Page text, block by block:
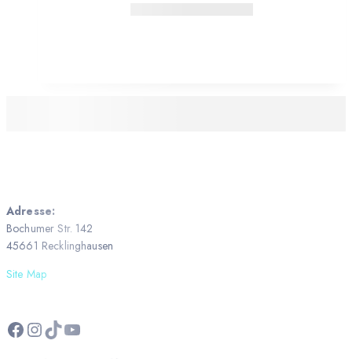
Adresse:
Bochumer Str. 142
45661 Recklinghausen
Site Map